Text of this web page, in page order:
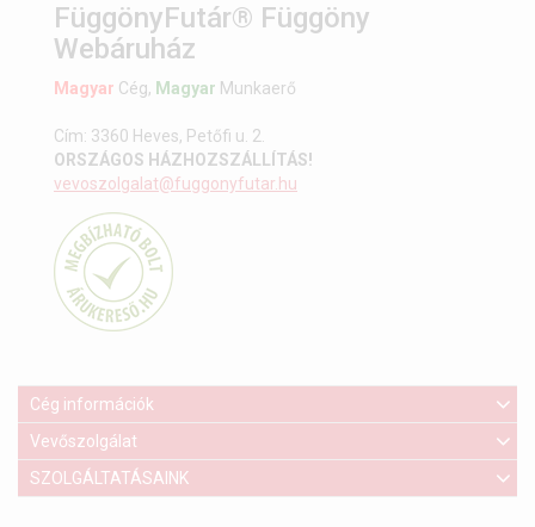
FüggönyFutár® Függöny
Webáruház
Magyar Cég, Magyar Munkaerő
Cím: 3360 Heves, Petőfi u. 2.
ORSZÁGOS HÁZHOZSZÁLLÍTÁS!
vevoszolgalat@fuggonyfutar.hu
Cég információk
Vevőszolgálat
SZOLGÁLTATÁSAINK